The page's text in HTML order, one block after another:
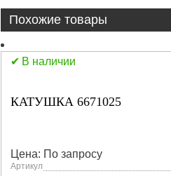
Похожие товары
В наличии
КАТУШКА 6671025
Цена: По запросу
Артикул